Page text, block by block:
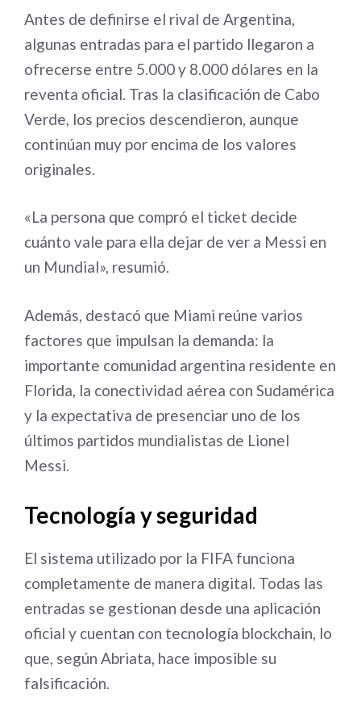
Antes de definirse el rival de Argentina,
algunas entradas para el partido llegaron a
ofrecerse entre 5.000 y 8.000 dólares en la
reventa oficial. Tras la clasificación de Cabo
Verde, los precios descendieron, aunque
continúan muy por encima de los valores
originales.
«La persona que compró el ticket decide
cuánto vale para ella dejar de ver a Messi en
un Mundial», resumió.
Además, destacó que Miami reúne varios
factores que impulsan la demanda: la
importante comunidad argentina residente en
Florida, la conectividad aérea con Sudamérica
y la expectativa de presenciar uno de los
últimos partidos mundialistas de Lionel
Messi.
Tecnología y seguridad
El sistema utilizado por la FIFA funciona
completamente de manera digital. Todas las
entradas se gestionan desde una aplicación
oficial y cuentan con tecnología blockchain, lo
que, según Abriata, hace imposible su
falsificación.